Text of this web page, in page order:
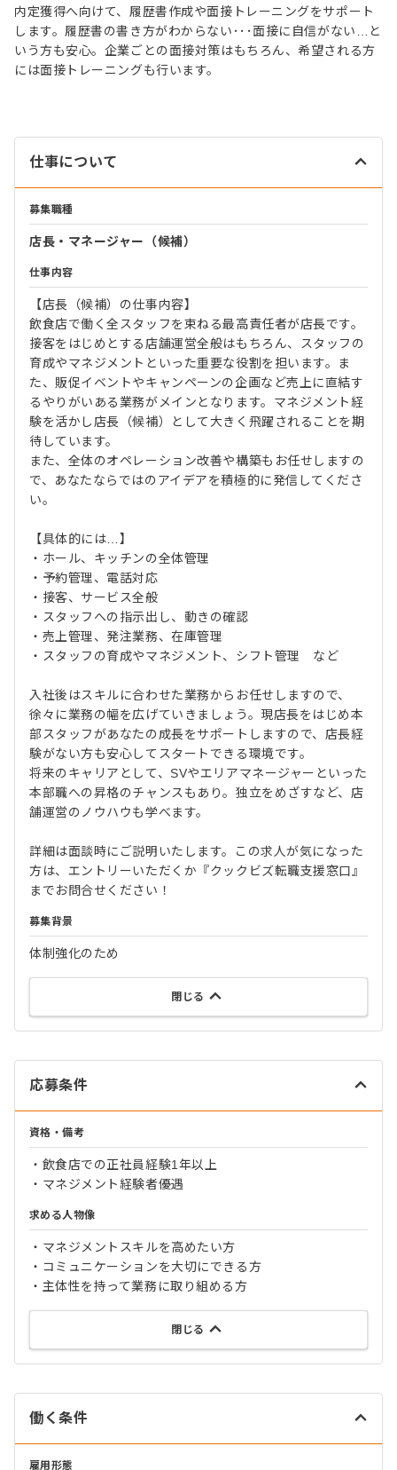
内定獲得へ向けて、履歴書作成や面接トレーニングをサポート
します。履歴書の書き方がわからない･･･面接に自信がない…と
いう方も安心。企業ごとの面接対策はもちろん、希望される方
には面接トレーニングも行います。
仕事について
募集職種
店長・マネージャー（候補）
仕事内容
【店長（候補）の仕事内容】
飲食店で働く全スタッフを束ねる最高責任者が店長です。
接客をはじめとする店舗運営全般はもちろん、スタッフの
育成やマネジメントといった重要な役割を担います。ま
た、販促イベントやキャンペーンの企画など売上に直結す
るやりがいある業務がメインとなります。マネジメント経
験を活かし店長（候補）として大きく飛躍されることを期
待しています。
また、全体のオペレーション改善や構築もお任せしますの
で、あなたならではのアイデアを積極的に発信してくださ
い。
【具体的には…】
・ホール、キッチンの全体管理
・予約管理、電話対応
・接客、サービス全般
・スタッフへの指示出し、動きの確認
・売上管理、発注業務、在庫管理
・スタッフの育成やマネジメント、シフト管理 など
入社後はスキルに合わせた業務からお任せしますので、
徐々に業務の幅を広げていきましょう。現店長をはじめ本
部スタッフがあなたの成長をサポートしますので、店長経
験がない方も安心してスタートできる環境です。
将来のキャリアとして、SVやエリアマネージャーといった
本部職への昇格のチャンスもあり。独立をめざすなど、店
舗運営のノウハウも学べます。
詳細は面談時にご説明いたします。この求人が気になった
方は、エントリーいただくか『クックビズ転職支援窓口』
までお問合せください！
募集背景
体制強化のため
閉じる
応募条件
資格・備考
・飲食店での正社員経験1年以上
・マネジメント経験者優遇
求める人物像
・マネジメントスキルを高めたい方
・コミュニケーションを大切にできる方
・主体性を持って業務に取り組める方
閉じる
働く条件
雇用形態